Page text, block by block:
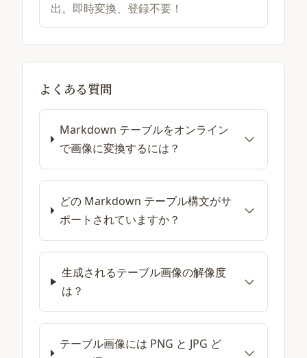
出。即時変換、登録不要！
よくある質問
Markdown テーブルをオンライン
で画像に変換するには？
どの Markdown テーブル構文がサ
ポートされていますか？
生成されるテーブル画像の解像度
は？
テーブル画像には PNG と JPG ど